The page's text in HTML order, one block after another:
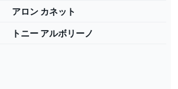
アロン カネット
トニー アルボリーノ